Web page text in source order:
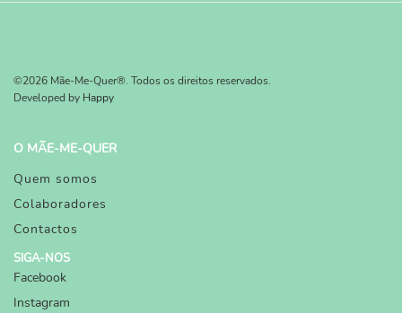
©2026 Mãe-Me-Quer®. Todos os direitos reservados.
Developed by Happy
O MÃE-ME-QUER
Quem somos
Colaboradores
Contactos
SIGA-NOS
Facebook
Instagram